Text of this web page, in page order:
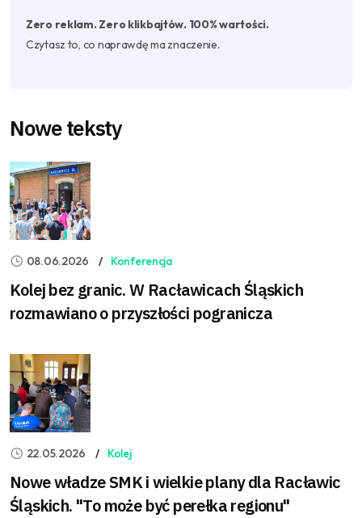
Zero reklam. Zero klikbajtów. 100% wartości.
Czytasz to, co naprawdę ma znaczenie.
Nowe teksty
08.06.2026 Konferencja
Kolej bez granic. W Racławicach Śląskich
rozmawiano o przyszłości pogranicza
22.05.2026 Kolej
Nowe władze SMK i wielkie plany dla Racławic
Śląskich. "To może być perełka regionu"